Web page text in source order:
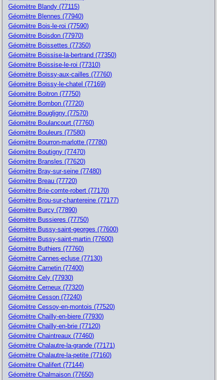
Géomètre Blandy (77115)
Géomètre Blennes (77940)
Géomètre Bois-le-roi (77590)
Géomètre Boisdon (77970)
Géomètre Boissettes (77350)
Géomètre Boissise-la-bertrand (77350)
Géomètre Boissise-le-roi (77310)
Géomètre Boissy-aux-cailles (77760)
Géomètre Boissy-le-chatel (77169)
Géomètre Boitron (77750)
Géomètre Bombon (77720)
Géomètre Bougligny (77570)
Géomètre Boulancourt (77760)
Géomètre Bouleurs (77580)
Géomètre Bourron-marlotte (77780)
Géomètre Boutigny (77470)
Géomètre Bransles (77620)
Géomètre Bray-sur-seine (77480)
Géomètre Breau (77720)
Géomètre Brie-comte-robert (77170)
Géomètre Brou-sur-chantereine (77177)
Géomètre Burcy (77890)
Géomètre Bussieres (77750)
Géomètre Bussy-saint-georges (77600)
Géomètre Bussy-saint-martin (77600)
Géomètre Buthiers (77760)
Géomètre Cannes-ecluse (77130)
Géomètre Carnetin (77400)
Géomètre Cely (77930)
Géomètre Cerneux (77320)
Géomètre Cesson (77240)
Géomètre Cessoy-en-montois (77520)
Géomètre Chailly-en-biere (77930)
Géomètre Chailly-en-brie (77120)
Géomètre Chaintreaux (77460)
Géomètre Chalautre-la-grande (77171)
Géomètre Chalautre-la-petite (77160)
Géomètre Chalifert (77144)
Géomètre Chalmaison (77650)